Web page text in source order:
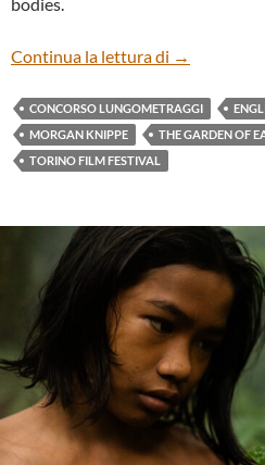
Continua la lettura di “THE
→
CONCORSO LUNGOMETRAGGI
MORGAN KNIPPE
THE GARDEN OF
TORINO FILM FESTIVAL